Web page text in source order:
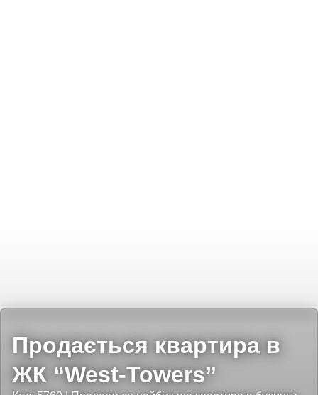
Продається квартира в
ЖК “West-Towers”